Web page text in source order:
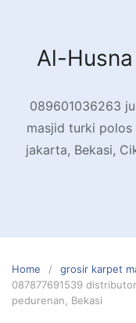
contentAl-
089601036263
masjid turki
jakarta, Bekasi,
Home
grosir karpet
087877691539
pedurenan, Bekasi